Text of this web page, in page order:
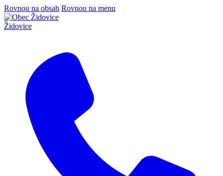
Rovnou na obsah Rovnou na menu
Židovice